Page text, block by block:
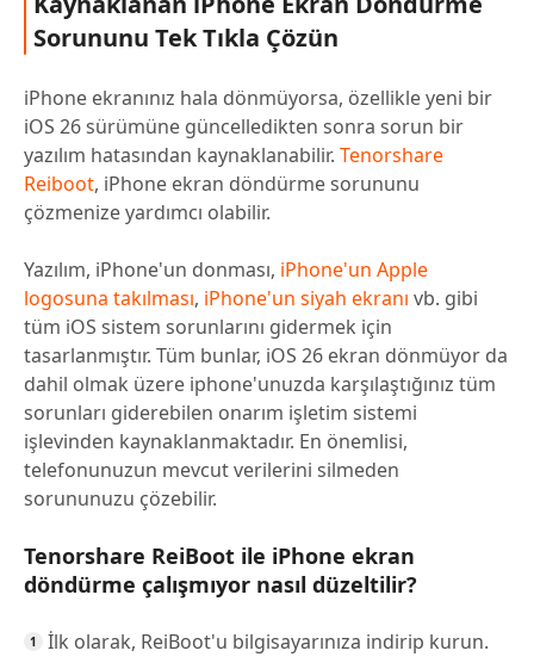
Sorununu Tek Tıkla Çözün
iPhone ekranınız hala dönmüyorsa, özellikle yeni bir
iOS 26 sürümüne güncelledikten sonra sorun bir
yazılım hatasından kaynaklanabilir. Tenorshare
Reiboot, iPhone ekran döndürme sorununu
çözmenize yardımcı olabilir.
Yazılım, iPhone'un donması, iPhone'un Apple
logosuna takılması, iPhone'un siyah ekranı vb. gibi
tüm iOS sistem sorunlarını gidermek için
tasarlanmıştır. Tüm bunlar, iOS 26 ekran dönmüyor da
dahil olmak üzere iphone'unuzda karşılaştığınız tüm
sorunları giderebilen onarım işletim sistemi
işlevinden kaynaklanmaktadır. En önemlisi,
telefonunuzun mevcut verilerini silmeden
sorununuzu çözebilir.
Tenorshare ReiBoot ile iPhone ekran
döndürme çalışmıyor nasıl düzeltilir?
İlk olarak, ReiBoot'u bilgisayarınıza indirip kurun.